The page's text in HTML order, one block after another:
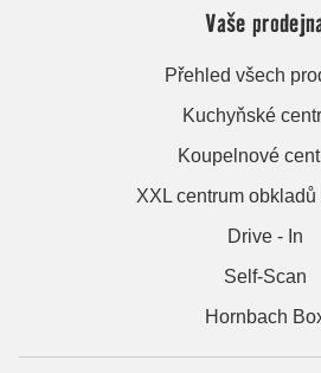
Vaše
Přehled všech
Kuchyňské
Koupelnové
XXL centrum
Drive - In
Self-Scan
Hornbach